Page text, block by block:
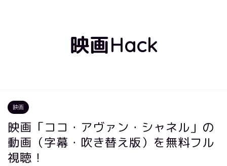
映画Hack
映画
映画「ココ・アヴァン・シャネル」の
動画（字幕・吹き替え版）を無料フル
視聴！